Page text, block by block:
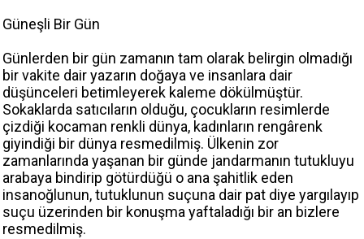
Güneşli Bir Gün
Günlerden bir gün zamanın tam olarak belirgin olmadığı
bir vakite dair yazarın doğaya ve insanlara dair
düşünceleri betimleyerek kaleme dökülmüştür.
Sokaklarda satıcıların olduğu, çocukların resimlerde
çizdiği kocaman renkli dünya, kadınların rengârenk
giyindiği bir dünya resmedilmiş. Ülkenin zor
zamanlarında yaşanan bir günde jandarmanın tutukluyu
arabaya bindirip götürdüğü o ana şahitlik eden
insanoğlunun, tutuklunun suçuna dair pat diye yargılayıp
suçu üzerinden bir konuşma yaftaladığı bir an bizlere
resmedilmiş.